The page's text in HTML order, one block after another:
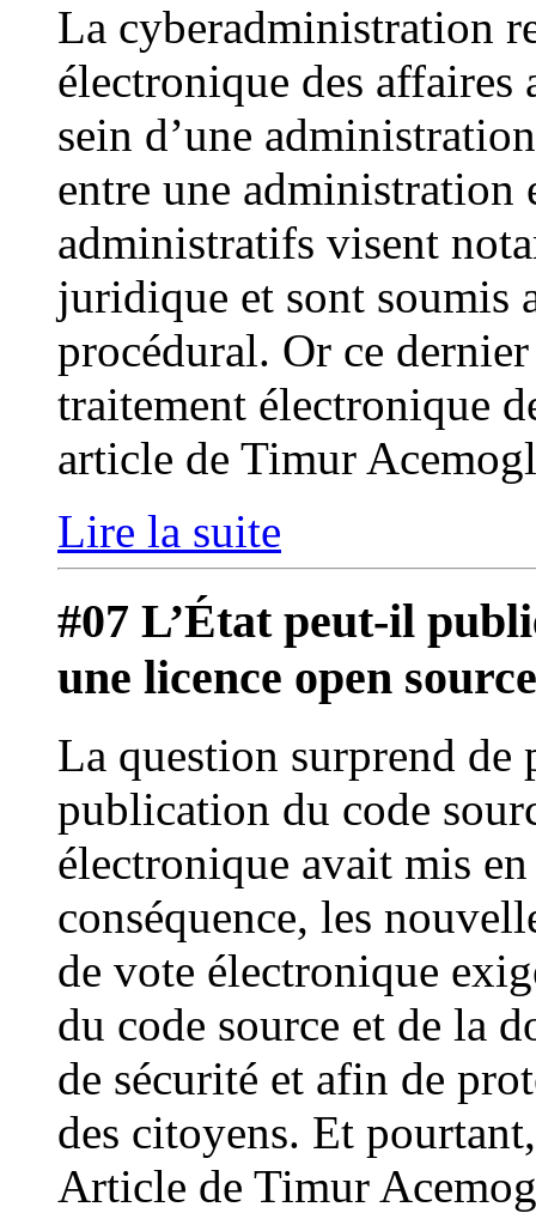
La cyberadministration
électronique des
sein d’une
entre une administration
administratifs visent
juridique et sont soumis
procédural. Or ce
traitement électronique
article de Timur
Lire la suite
#07 L’État peut-il
une licence open
La question surprend
publication du code
électronique avait mis
conséquence, les
de vote électronique
du code source et de la
de sécurité et afin de
des citoyens. Et
Article de Timur